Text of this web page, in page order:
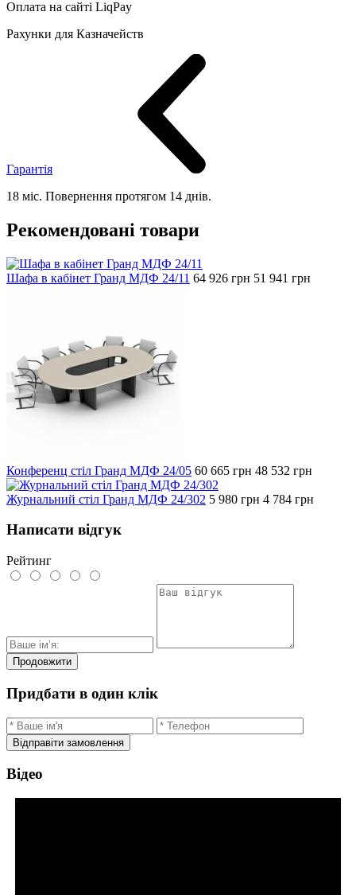
Оплата на сайті LiqPay
Рахунки для Казначейств
Гарантія
18 міс. Повернення протягом 14 днів.
Рекомендовані товари
Шафа в кабінет Гранд МДФ 24/11 64 926 грн 51 941 грн
Конференц стіл Гранд МДФ 24/05 60 665 грн 48 532 грн
Журнальний стіл Гранд МДФ 24/302 5 980 грн 4 784 грн
Написати відгук
Рейтинг
Продовжити
Придбати в один клік
Відправіти замовлення
Відео